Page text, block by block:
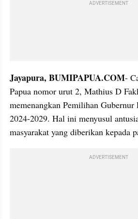
ADVERTISEMENT
Jayapura, BUMIPAPUA.COM-
Papua nomor urut 2, Mathius D
memenangkan Pemilihan Gubernur
2024-2029. Hal ini menyusul
masyarakat yang diberikan kepada
ADVERTISEMENT